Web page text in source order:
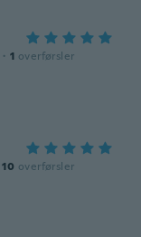
· 1 overførsler
10 overførsler